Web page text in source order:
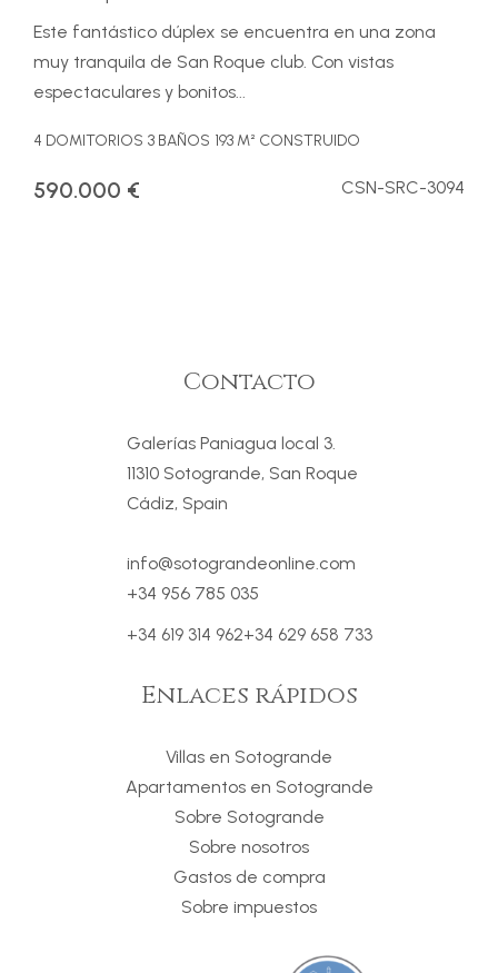
Este fantástico dúplex se encuentra en una zona
muy tranquila de San Roque club. Con vistas
espectaculares y bonitos...
4 DOMITORIOS 3 BAÑOS 193 M² CONSTRUIDO
590.000 € CSN-SRC-3094
Contacto
Galerías Paniagua local 3.
11310 Sotogrande, San Roque
Cádiz, Spain
info@sotograndeonline.com
+34 956 785 035
+34 619 314 962+34 629 658 733
Enlaces rápidos
Villas en Sotogrande
Apartamentos en Sotogrande
Sobre Sotogrande
Sobre nosotros
Gastos de compra
Sobre impuestos